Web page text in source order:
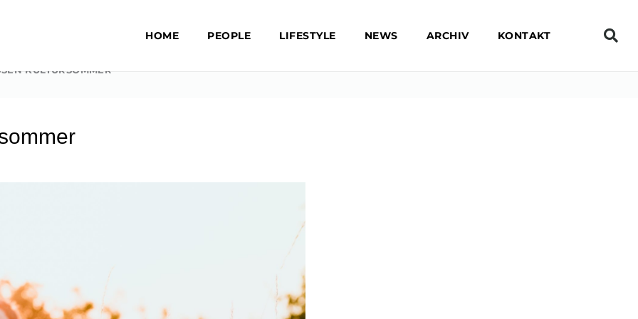
HOME PEOPLE LIFESTYLE NEWS ARCHIV KONTAKT
KULTURSOMMER